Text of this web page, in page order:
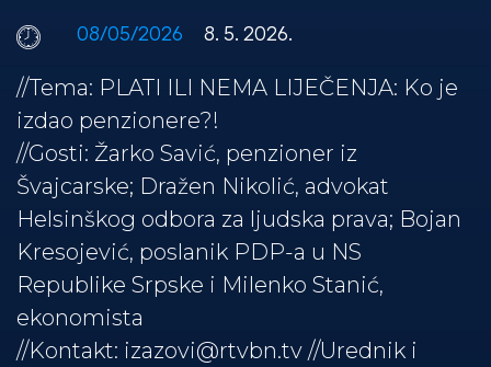
08/05/2026 8. 5. 2026.
//Tema: PLATI ILI NEMA LIJEČENJA: Ko je
izdao penzionere?!
//Gosti: Žarko Savić, penzioner iz
Švajcarske; Dražen Nikolić, advokat
Helsinškog odbora za ljudska prava; Bojan
Kresojević, poslanik PDP-a u NS
Republike Srpske i Milenko Stanić,
ekonomista
//Kontakt: izazovi@rtvbn.tv //Urednik i